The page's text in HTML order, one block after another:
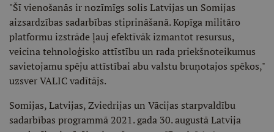
"Šī vienošanās ir nozīmīgs solis Latvijas un Somijas
aizsardzības sadarbības stiprināšanā. Kopīga militāro
platformu izstrāde ļauj efektīvāk izmantot resursus,
veicina tehnoloģisko attīstību un rada priekšnoteikumus
savietojamu spēju attīstībai abu valstu bruņotajos spēkos,"
uzsver VALIC vadītājs.
Somijas, Latvijas, Zviedrijas un Vācijas starpvaldību
sadarbības programmā 2021. gada 30. augustā Latvija